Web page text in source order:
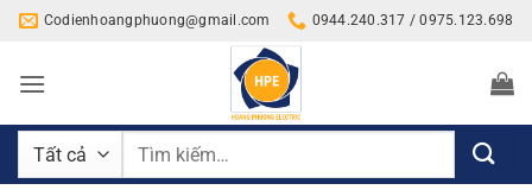
Bỏ
nội
Codienhoangphuong@gmail.com 0944.240.317 / 0975.123.698
Tìm